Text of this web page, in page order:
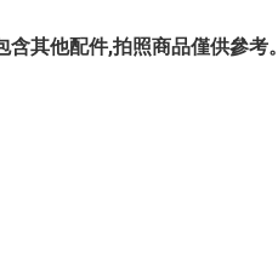
含其他配件,拍照商品僅供參考。